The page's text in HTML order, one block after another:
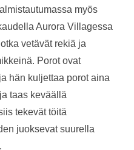
myös
Aurora Villagessa
vetävät rekiä ja
Porot ovat
hän kuljettaa porot aina
taas keväällä
tekevät töitä
juoksevat suurella